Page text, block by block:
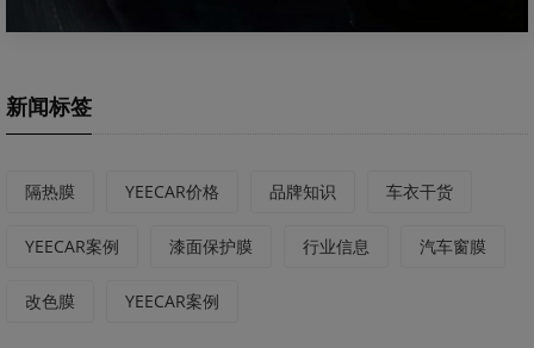
新闻标签
隔热膜 YEECAR价格 品牌知识 车衣干货
YEECAR案例 漆面保护膜 行业信息 汽车窗膜
改色膜 YEECAR案例